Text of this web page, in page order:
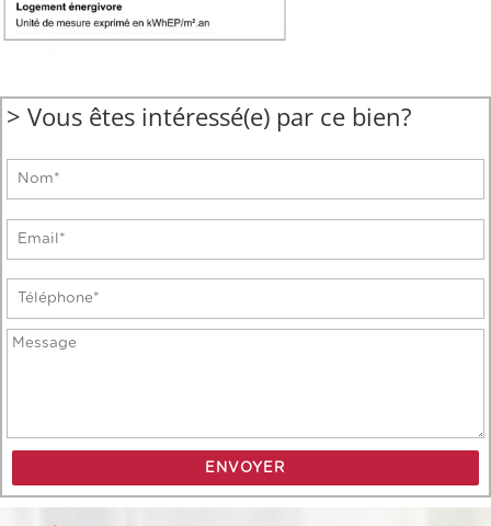
> Vous êtes intéressé(e) par ce bien?